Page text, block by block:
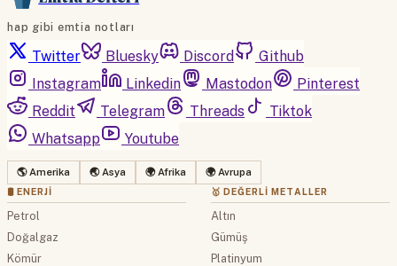
hap gibi emtia notları
Twitter Bluesky Discord
Github
Instagram
Linkedin Mastodon
Pinterest
Reddit
Telegram Threads
Tiktok
Whatsapp
Youtube
🌎 Amerika 🌏 Asya 🌍 Afrika 🌍 Avrupa
🛢 ENERJI
Petrol
Doğalgaz
Kömür
🥇 DEĞERLI METALLER
Altın
Gümüş
Platinyum